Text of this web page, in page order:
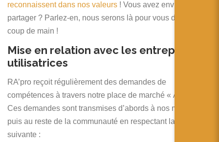
reconnaissent dans nos valeurs ! Vous avez envie de
partager ? Parlez-en, nous serons là pour vous donner un
coup de main !
Mise en relation avec les entreprises
utilisatrices
RA’pro reçoit régulièrement des demandes de
compétences à travers notre place de marché « Ago’RA ».
Ces demandes sont transmises d’abords à nos membres
puis au reste de la communauté en respectant la démarche
suivante :